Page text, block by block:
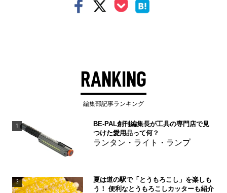
RANKING
編集部記事ランキング
1
BE-PAL創刊編集長が工具の専門店で見
つけた愛用品って何？
ランタン・ライト・ランプ
2
夏は道の駅で「とうもろこし」を楽しも
う！ 便利なとうもろこしカッターも紹介